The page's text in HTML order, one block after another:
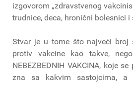
izgovorom „zdravstvenog
trudnice, deca, hronični bolesnici
Stvar je u tome što najveći broj
protiv vakcine kao takve,
NEBEZBEDNIH VAKCINA, koje
zna sa kakvim sastojcima, a